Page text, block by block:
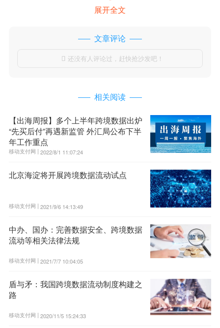
展开全文
文章评论
 还没有人评论过，赶快抢沙发吧！
相关阅读
【出海周报】多个上半年跨境数据出炉
“先买后付”再遇新监管 外汇局公布下半
年工作重点
移动支付网 | 2022/8/1 11:07:24
北京海淀将开展跨境数据流动试点
移动支付网 | 2021/9/6 14:13:49
中办、国办：完善数据安全、跨境数据
流动等相关法律法规
移动支付网 | 2021/7/7 10:04:05
盾与矛：我国跨境数据流动制度构建之
路
移动支付网 | 2020/11/5 15:24:33